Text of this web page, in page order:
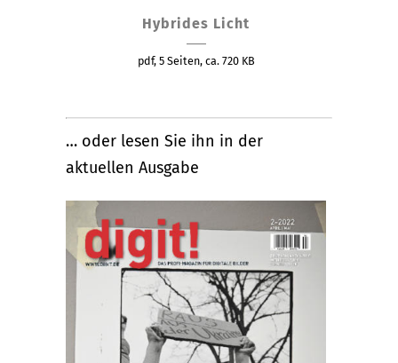
Hybrides Licht
pdf, 5 Seiten, ca. 720 KB
… oder lesen Sie ihn in der
aktuellen Ausgabe